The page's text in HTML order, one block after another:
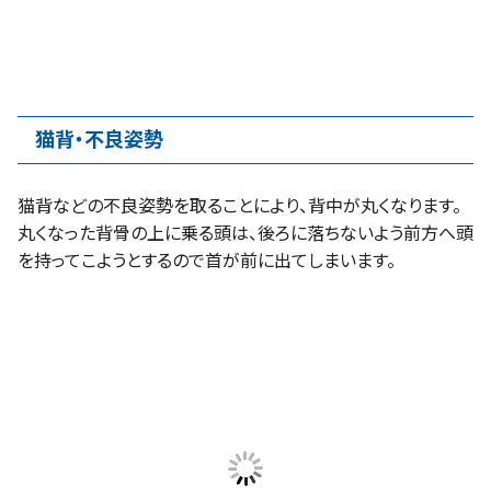
猫背・不良姿勢
猫背などの不良姿勢を取ることにより、背中が丸くなります。
丸くなった背骨の上に乗る頭は、後ろに落ちないよう前方へ頭
を持ってこようとするので首が前に出てしまいます。